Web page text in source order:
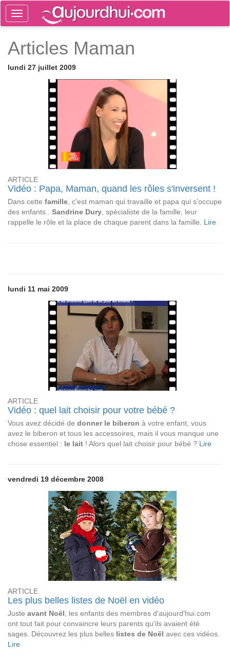
Toggle
navigation
Articles Maman
lundi 27 juillet 2009
ARTICLE
Vidéo : Papa, Maman, quand les rôles s'inversent !
Dans cette famille , c'est maman qui travaille et papa qui s'occupe
des enfants..
Sandrine Dury , spécialiste de la famille, leur
rappelle le rôle et la place de chaque parent dans la famille. Lire
lundi 11 mai 2009
ARTICLE
Vidéo : quel lait choisir pour votre bébé ?
Vous avez décidé de donner le biberon à votre enfant, vous
avez le biberon et tous les accessoires, mais il vous manque une
chose essentiel : le lait ! Alors quel lait choisir pour bébé ? Lire
vendredi 19 décembre 2008
ARTICLE
Les plus belles listes de Noël en vidéo
Juste avant Noël , les enfants des membres d'aujourd'hui.com
ont tout fait pour convaincre leurs parents qu'ils avaient été
sages. Découvrez les plus belles listes de Noël avec ces vidéos.
Lire